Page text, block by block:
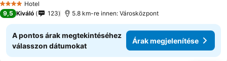
4 KategóriaHotel
9,5 Kiváló 123 5.8 km-re innen: Városközpont
A pontos árak megtekintéséhez
válasszon dátumokat
Árak megjelenítése